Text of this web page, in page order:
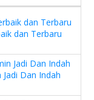
dan Terbaru
Dan Indah